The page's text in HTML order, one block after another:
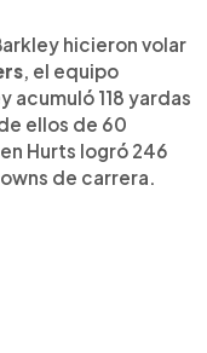
hicieron volar
, el equipo
acumuló 118 yardas
ellos de 60
Hurts logró 246
de carrera.